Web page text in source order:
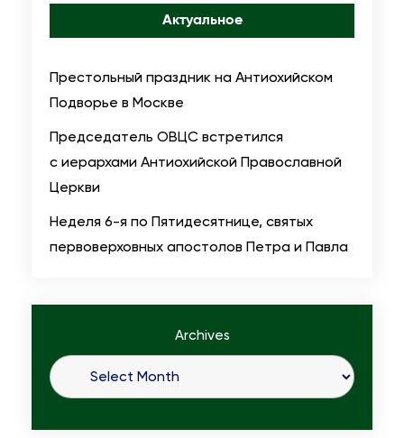
Актуальное
Престольный праздник на Антиохийском
Подворье в Москве
Председатель ОВЦС встретился
с иерархами Антиохийской Православной
Церкви
Неделя 6-я по Пятидесятнице, святых
первоверховных апостолов Петра и Павла
Archives